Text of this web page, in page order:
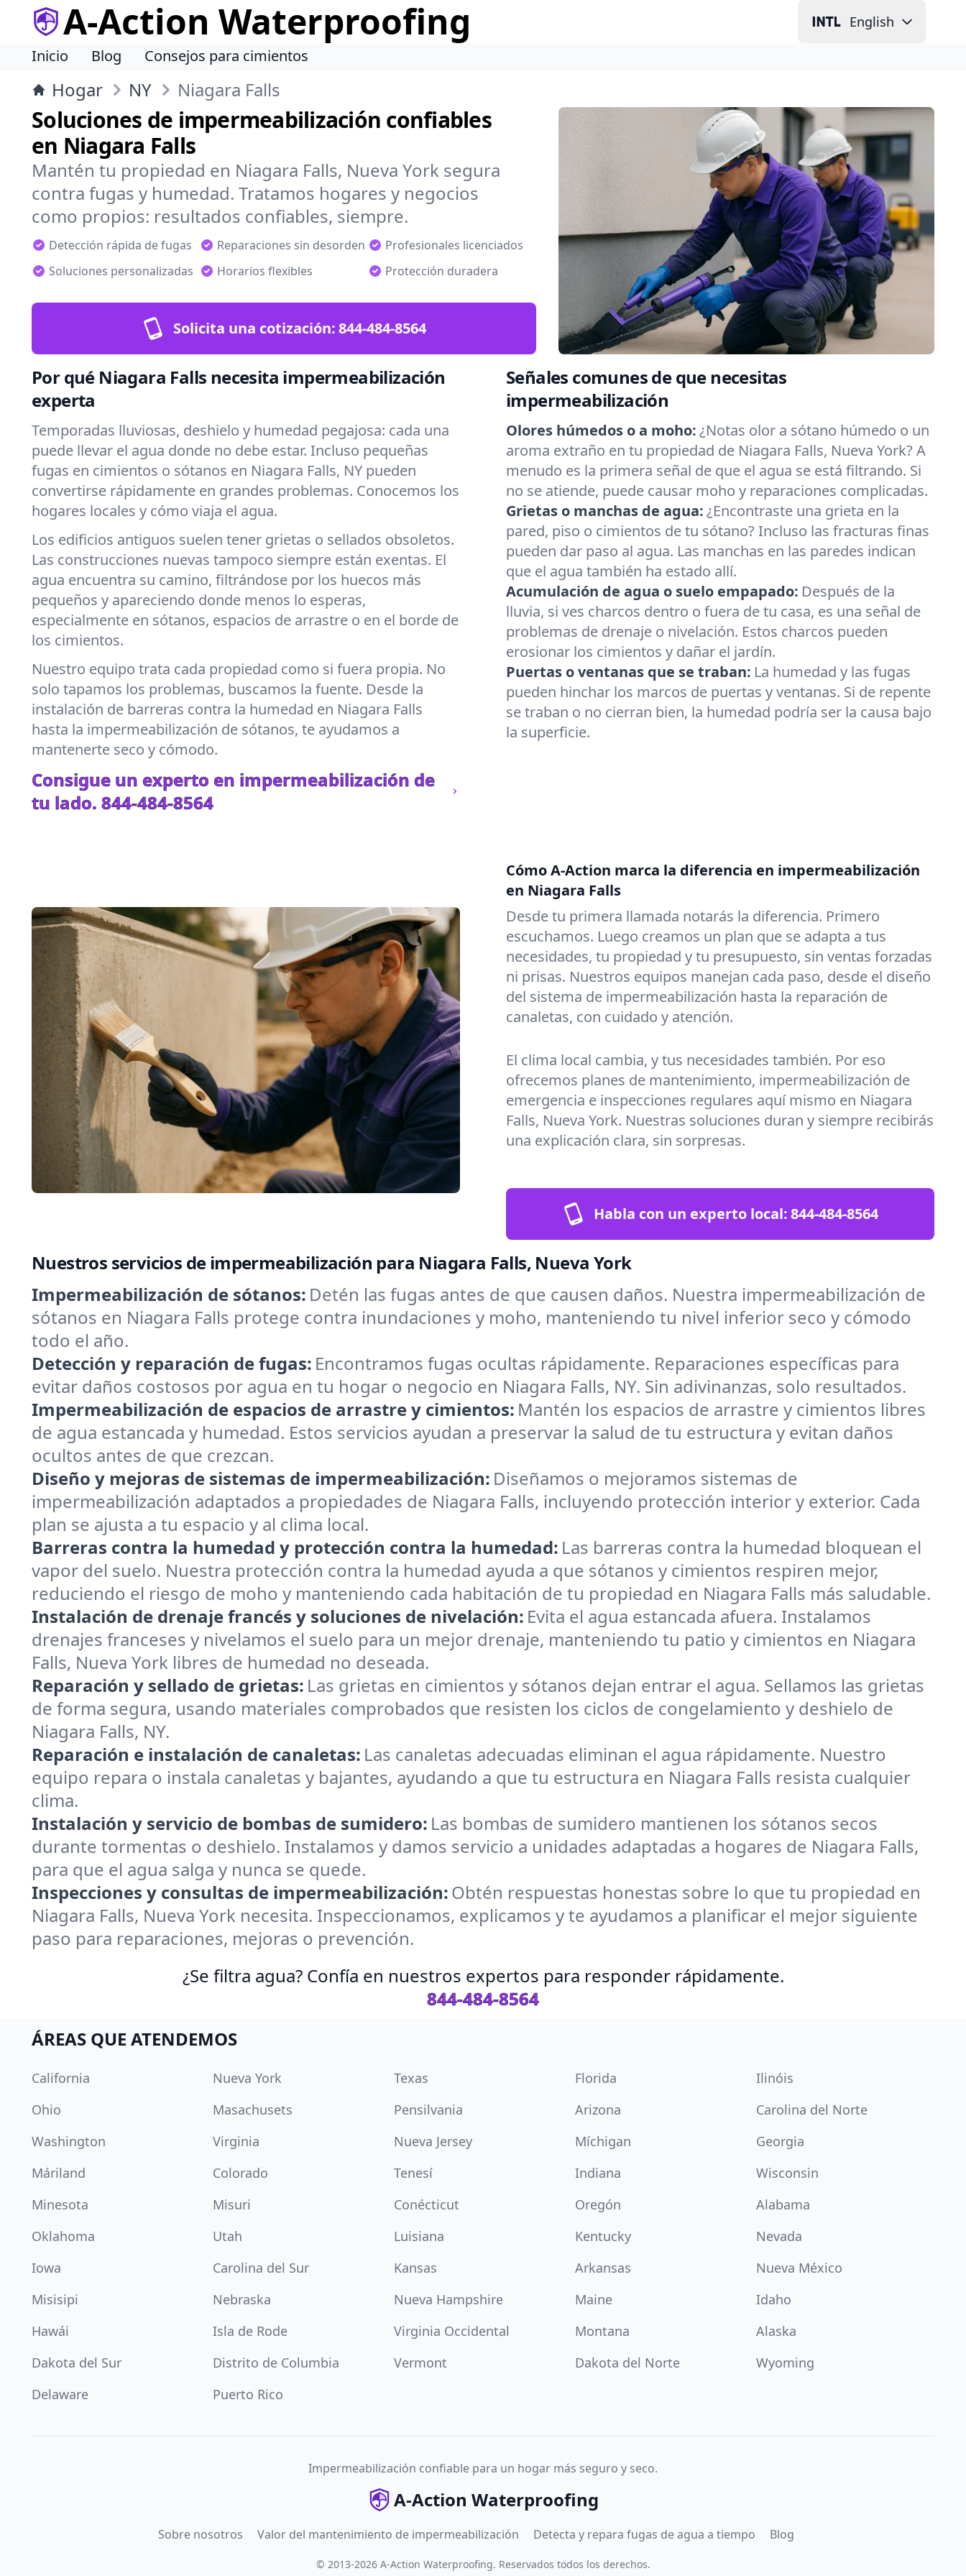
A-Action Waterproofing English
Inicio Blog Consejos para cimientos
Hogar NY Niagara Falls
Soluciones de impermeabilización confiables
en Niagara Falls
Mantén tu propiedad en Niagara Falls, Nueva York segura
contra fugas y humedad. Tratamos hogares y negocios
como propios: resultados confiables, siempre.
Detección rápida de fugas Reparaciones sin desorden
Profesionales licenciados
Soluciones personalizadas
Horarios flexibles Protección duradera
Solicita una cotización:844-484-8564
Por qué Niagara Falls necesita impermeabilización
experta
Temporadas lluviosas, deshielo y humedad pegajosa: cada una
puede llevar el agua donde no debe estar. Incluso pequeñas
fugas en cimientos o sótanos en Niagara Falls, NY pueden
convertirse rápidamente en grandes problemas. Conocemos los
hogares locales y cómo viaja el agua.
Los edificios antiguos suelen tener grietas o sellados obsoletos.
Las construcciones nuevas tampoco siempre están exentas. El
agua encuentra su camino, filtrándose por los huecos más
pequeños y apareciendo donde menos lo esperas,
especialmente en sótanos, espacios de arrastre o en el borde de
los cimientos.
Nuestro equipo trata cada propiedad como si fuera propia. No
solo tapamos los problemas, buscamos la fuente. Desde la
instalación de barreras contra la humedad en Niagara Falls
hasta la impermeabilización de sótanos, te ayudamos a
mantenerte seco y cómodo.
Consigue un experto en impermeabilización de
tu lado. 844-484-8564
Señales comunes de que necesitas
impermeabilización
Olores húmedos o a moho:¿Notas olor a sótano húmedo o un
aroma extraño en tu propiedad de Niagara Falls, Nueva York? A
menudo es la primera señal de que el agua se está filtrando. Si
no se atiende, puede causar moho y reparaciones complicadas.
Grietas o manchas de agua:¿Encontraste una grieta en la
pared, piso o cimientos de tu sótano? Incluso las fracturas finas
pueden dar paso al agua. Las manchas en las paredes indican
que el agua también ha estado allí.
Acumulación de agua o suelo empapado: Después de la
lluvia, si ves charcos dentro o fuera de tu casa, es una señal de
problemas de drenaje o nivelación. Estos charcos pueden
erosionar los cimientos y dañar el jardín.
Puertas o ventanas que se traban: La humedad y las fugas
pueden hinchar los marcos de puertas y ventanas. Si de repente
se traban o no cierran bien, la humedad podría ser la causa bajo
la superficie.
Cómo A-Action marca la diferencia en impermeabilización
en Niagara Falls
Desde tu primera llamada notarás la diferencia. Primero
escuchamos. Luego creamos un plan que se adapta a tus
necesidades, tu propiedad y tu presupuesto, sin ventas forzadas
ni prisas. Nuestros equipos manejan cada paso, desde el diseño
del sistema de impermeabilización hasta la reparación de
canaletas, con cuidado y atención.
El clima local cambia, y tus necesidades también. Por eso
ofrecemos planes de mantenimiento, impermeabilización de
emergencia e inspecciones regulares aquí mismo en Niagara
Falls, Nueva York. Nuestras soluciones duran y siempre recibirás
una explicación clara, sin sorpresas.
Habla con un experto local:844-484-8564
Nuestros servicios de impermeabilización para Niagara Falls, Nueva York
Impermeabilización de sótanos: Detén las fugas antes de que causen daños. Nuestra impermeabilización de
sótanos en Niagara Falls protege contra inundaciones y moho, manteniendo tu nivel inferior seco y cómodo
todo el año.
Detección y reparación de fugas: Encontramos fugas ocultas rápidamente. Reparaciones específicas para
evitar daños costosos por agua en tu hogar o negocio en Niagara Falls, NY. Sin adivinanzas, solo resultados.
Impermeabilización de espacios de arrastre y cimientos: Mantén los espacios de arrastre y cimientos libres
de agua estancada y humedad. Estos servicios ayudan a preservar la salud de tu estructura y evitan daños
ocultos antes de que crezcan.
Diseño y mejoras de sistemas de impermeabilización: Diseñamos o mejoramos sistemas de
impermeabilización adaptados a propiedades de Niagara Falls, incluyendo protección interior y exterior. Cada
plan se ajusta a tu espacio y al clima local.
Barreras contra la humedad y protección contra la humedad: Las barreras contra la humedad bloquean el
vapor del suelo. Nuestra protección contra la humedad ayuda a que sótanos y cimientos respiren mejor,
reduciendo el riesgo de moho y manteniendo cada habitación de tu propiedad en Niagara Falls más saludable.
Instalación de drenaje francés y soluciones de nivelación: Evita el agua estancada afuera. Instalamos
drenajes franceses y nivelamos el suelo para un mejor drenaje, manteniendo tu patio y cimientos en Niagara
Falls, Nueva York libres de humedad no deseada.
Reparación y sellado de grietas: Las grietas en cimientos y sótanos dejan entrar el agua. Sellamos las grietas
de forma segura, usando materiales comprobados que resisten los ciclos de congelamiento y deshielo de
Niagara Falls, NY.
Reparación e instalación de canaletas: Las canaletas adecuadas eliminan el agua rápidamente. Nuestro
equipo repara o instala canaletas y bajantes, ayudando a que tu estructura en Niagara Falls resista cualquier
clima.
Instalación y servicio de bombas de sumidero: Las bombas de sumidero mantienen los sótanos secos
durante tormentas o deshielo. Instalamos y damos servicio a unidades adaptadas a hogares de Niagara Falls,
para que el agua salga y nunca se quede.
Inspecciones y consultas de impermeabilización:Obtén respuestas honestas sobre lo que tu propiedad en
Niagara Falls, Nueva York necesita. Inspeccionamos, explicamos y te ayudamos a planificar el mejor siguiente
paso para reparaciones, mejoras o prevención.
¿Se filtra agua? Confía en nuestros expertos para responder rápidamente.
844-484-8564
ÁREAS QUE ATENDEMOS
California Nueva York Texas Florida
Ilinóis
Ohio
Masachusets Pensilvania Arizona
Carolina del Norte
Washington
Virginia Nueva Jersey Míchigan
Georgia
Máriland
Colorado Tenesí Indiana
Wisconsin
Minesota
Misuri Conécticut Oregón
Alabama
Oklahoma
Utah Luisiana Kentucky
Nevada
Iowa
Carolina del Sur Kansas Arkansas
Nueva México
Misisipi
Nebraska Nueva Hampshire Maine
Idaho
Hawái
Isla de Rode Virginia Occidental Montana
Alaska
Dakota del Sur
Distrito de Columbia Vermont Dakota del Norte
Wyoming
Delaware
Puerto Rico
Impermeabilización confiable para un hogar más seguro y seco.
A-Action Waterproofing
Sobre nosotros Valor del mantenimiento de impermeabilización Detecta y repara fugas de agua a tiempo Blog
© 2013-2026 A-Action Waterproofing. Reservados todos los derechos.